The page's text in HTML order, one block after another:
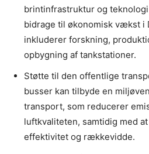
brintinfrastruktur og
bidrage til økonomisk vækst i
inkluderer forskning,
opbygning af tankstationer.
Støtte til den offentlige
busser kan tilbyde en
transport, som reducerer
luftkvaliteten, samtidig med
effektivitet og rækkevidde.